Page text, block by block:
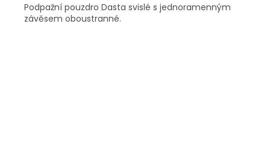
Podpažní pouzdro Dasta svislé s jednoramenným
závěsem oboustranné.